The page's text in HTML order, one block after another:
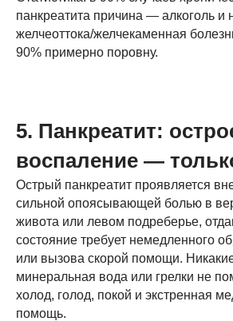
панкреатита причина — алкоголь и
желчеоттока/желчекаменная
90% примерно поровну.
5. Панкреатит:
воспаление —
Острый панкреатит проявляется
сильной опоясывающей болью в
живота или левом подреберье,
состояние требует немедленного
или вызова скорой помощи.
минеральная вода или грелки не
холод, голод, покой и экстренная
помощь.